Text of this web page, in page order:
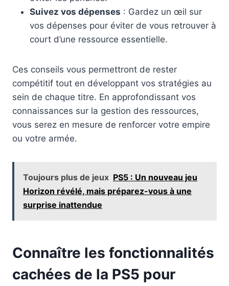
Suivez vos dépenses : Gardez un œil sur
vos dépenses pour éviter de vous retrouver à
court d’une ressource essentielle.
Ces conseils vous permettront de rester
compétitif tout en développant vos stratégies au
sein de chaque titre. En approfondissant vos
connaissances sur la gestion des ressources,
vous serez en mesure de renforcer votre empire
ou votre armée.
Toujours plus de jeux PS5 : Un nouveau jeu
Horizon révélé, mais préparez-vous à une
surprise inattendue
Connaître les fonctionnalités
cachées de la PS5 pour